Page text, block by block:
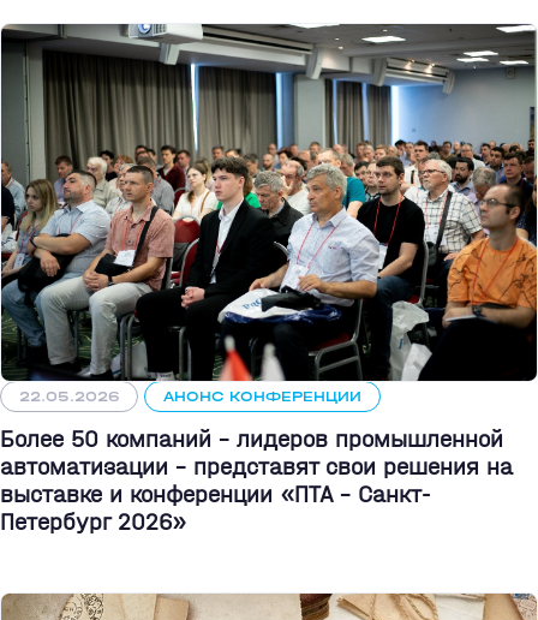
22.05.2026 АНОНС КОНФЕРЕНЦИИ
Более 50 компаний - лидеров промышленной
автоматизации - представят свои решения на
выставке и конференции «ПТА – Санкт-
Петербург 2026»